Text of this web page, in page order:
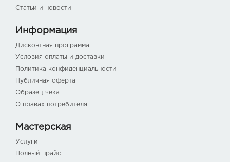
Статьи и новости
Информация
Дисконтная программа
Условия оплаты и доставки
Политика конфиденциальности
Публичная оферта
Образец чека
О правах потребителя
Мастерская
Услуги
Полный прайс